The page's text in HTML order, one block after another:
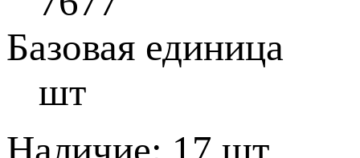
Базовая единица
шт